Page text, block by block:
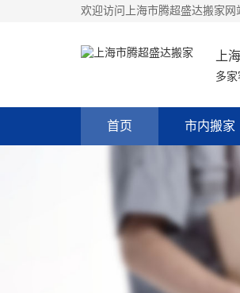
欢迎访问上海市腾超盛达搬家网
上
多
首页 市内搬家